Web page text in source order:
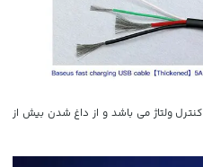
ولتاژ می باشد و از داغ شدن بیش از